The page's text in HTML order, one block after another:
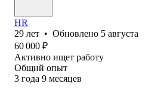
HR
29 лет • Обновлено 5 августа
60 000 ₽
Активно ищет работу
Общий опыт
3 года 9 месяцев